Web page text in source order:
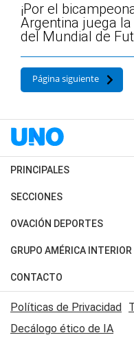
¡Por el
Argentina juega la
del Mundial de
Página siguiente
PRINCIPALES
Últimas Noticias
Política
Judiciales
Economia
SECCIONES
Horóscopo
Motores
Trucos caseros
Series y Películas
Edictos y Solicitadas
OVACIÓN DEPORTES
Fútbol
Mundial
Automovilismo
Rugby
GRUPO AMÉRICA INTERIOR
Canal 7 en Vivo
CONTACTO
Acerca de Nosotros
Contactanos
Políticas de Privacidad
Decálogo ético de IA